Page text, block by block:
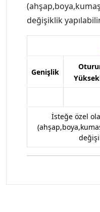
değişiklik
Genişlik
İsteğe özel